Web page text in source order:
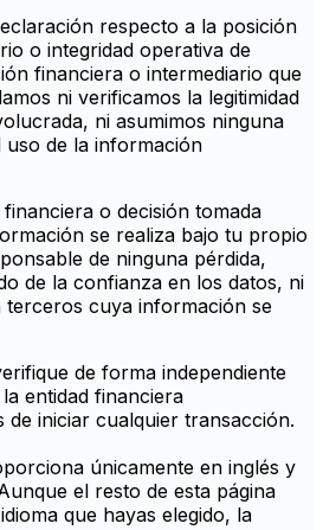
respecto a la posición
o integridad operativa de
financiera o intermediario que
ni verificamos la legitimidad
ni asumimos ninguna
uso de la información
o decisión tomada
se realiza bajo tu propio
de ninguna pérdida,
de la confianza en los datos, ni
cuya información se
de forma independiente
entidad financiera
de iniciar cualquier transacción.
únicamente en inglés y
el resto de esta página
que hayas elegido, la